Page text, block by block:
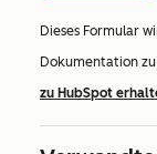
Dieses Formular
Dokumentation
zu HubSpot